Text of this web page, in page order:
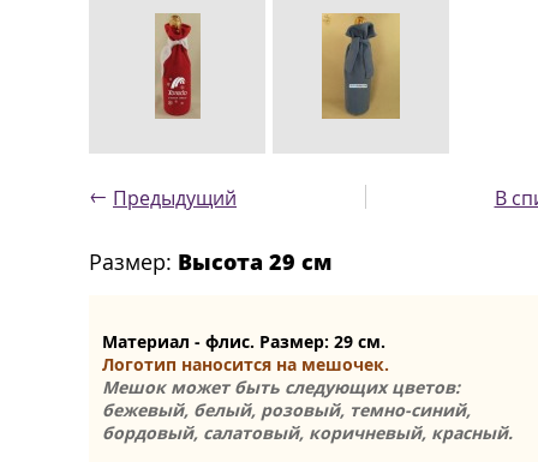
← Предыдущий В
Размер: Высота 29 см
Материал - флис. Размер: 29 см.
Логотип наносится на мешочек.
Мешок может быть следующих цветов:
бежевый, белый, розовый, темно-синий,
бордовый, салатовый, коричневый, красный.